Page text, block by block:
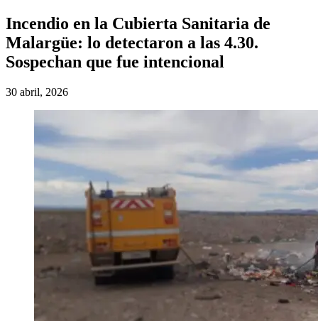
Incendio en la Cubierta Sanitaria de
Malargüe: lo detectaron a las 4.30.
Sospechan que fue intencional
30 abril, 2026